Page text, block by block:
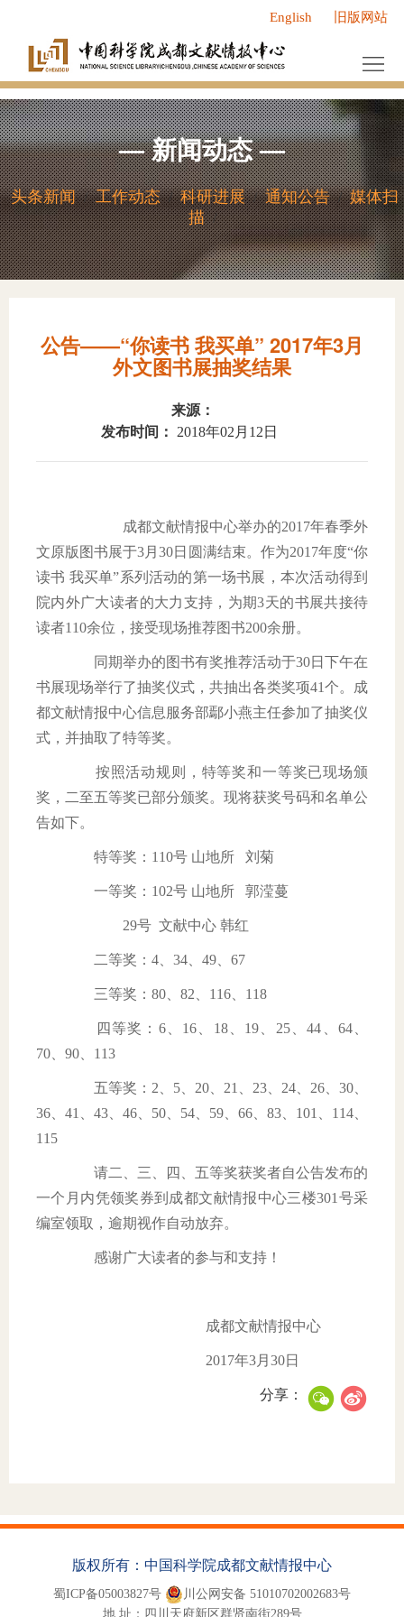
English 旧版网站
心
概
况
服
务
中
心
新
闻
动
态
研
究
成
人
才
党
—新闻动态—
头条新闻 / 工作动态 / 科研进展 / 通知公告 / 媒体扫
描 /
公告——“你读书 我买单” 2017年3月
外文图书展抽奖结果
来源：
发布时间：
2018年02月12日
成都文献情报中心举办的2017年春季外
文原版图书展于3月30日圆满结束。作为2017年度“你
读书 我买单”系列活动的第一场书展，本次活动得到
院内外广大读者的大力支持，为期3天的书展共接待
读者110余位，接受现场推荐图书200余册。
同期举办的图书有奖推荐活动于30日下午在
书展现场举行了抽奖仪式，共抽出各类奖项41个。成
都文献情报中心信息服务部鄢小燕主任参加了抽奖仪
式，并抽取了特等奖。
按照活动规则，特等奖和一等奖已现场颁
奖，二至五等奖已部分颁奖。现将获奖号码和名单公
告如下。
特等奖： 110号 山地所 刘菊
一等奖： 102号 山地所 郭滢蔓
29号 文献中心 韩红
二等奖： 4 34 49 67
三等奖： 80 82 116 118
四等奖： 6、 16 18、 19 25、44 64、
70
90 113
五等奖： 2 5 20 21 23 24 26 30
36
41 43 46 50 54 59 66 83 101 114
115
请二、三、四、五等奖获奖者自公告发布的
一个月内凭领奖券到成都文献情报中心三楼301 号采
编室领取，逾期视作自动放弃。
感谢广大读者的参与和支持！
成都文献情报中心
2017年3月 30日
分享：
版权所有：中国科学院成都文献情报中心
蜀ICP备05003827号
川公网安备 51010702002683号
地 址：四川天府新区群贤南街289号